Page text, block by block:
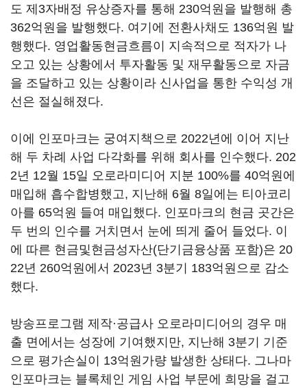
도 제3자배정 유상증자를 통해 230억원을 발행해 총
362억원을 발행했다. 여기에 전환사채도 136억원 발
행했다. 영업활동현금흐름이 지속적으로 적자가 나
오고 있는 상황에서 투자활동 및 재무활동으로 자금
을 조달하고 있는 상황이라 신사업을 통한 수익성 개
선은 절실해졌다.
이에 인포마크는 궁여지책으로 2022년에 이어 지난
해 두 차례 사업 다각화를 위해 회사를 인수했다. 202
2년 12월 15일 오로라미디어 지분 100%를 40억원에
매입해 흡수합병했고, 지난해 6월 8일에는 티아코리
아를 65억원 들여 매입했다. 인포마크의 현금 곳간은
두 번의 인수를 거치면서 눈에 띄게 줄어 들었다. 이
에 따른 현금및현금성자산(단기금융상품 포함)은 20
22년 260억원에서 2023년 3분기 183억원으로 감소
했다.
방송프로그램 제작·공급사 오로라미디어의 경우 매
출 면에서는 성장에 기여했지만, 지난해 3분기 기준
으로 평가손실이 13억원가량 발생한 상태다. 그나마
인포마크는 블록체인 게임 사업 부문에 희망을 걸고